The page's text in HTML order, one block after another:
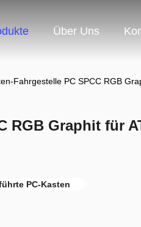
Über Uns
Fahrgestelle PC SPCC RGB
RGB Graphit für
PC-Kasten